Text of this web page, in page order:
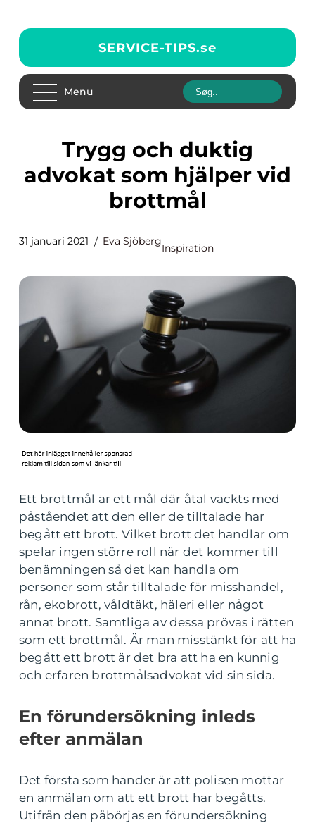
SERVICE-TIPS.se
Menu
Trygg och duktig
advokat som hjälper vid
brottmål
31 januari 2021 Eva Sjöberg
Inspiration
Ett brottmål är ett mål där åtal väckts med
påståendet att den eller de tilltalade har
begått ett brott. Vilket brott det handlar om
spelar ingen större roll när det kommer till
benämningen så det kan handla om
personer som står tilltalade för misshandel,
rån, ekobrott, våldtäkt, häleri eller något
annat brott. Samtliga av dessa prövas i rätten
som ett brottmål. Är man misstänkt för att ha
begått ett brott är det bra att ha en kunnig
och erfaren brottmålsadvokat vid sin sida.
En förundersökning inleds
efter anmälan
Det första som händer är att polisen mottar
en anmälan om att ett brott har begåtts.
Utifrån den påbörjas en förundersökning